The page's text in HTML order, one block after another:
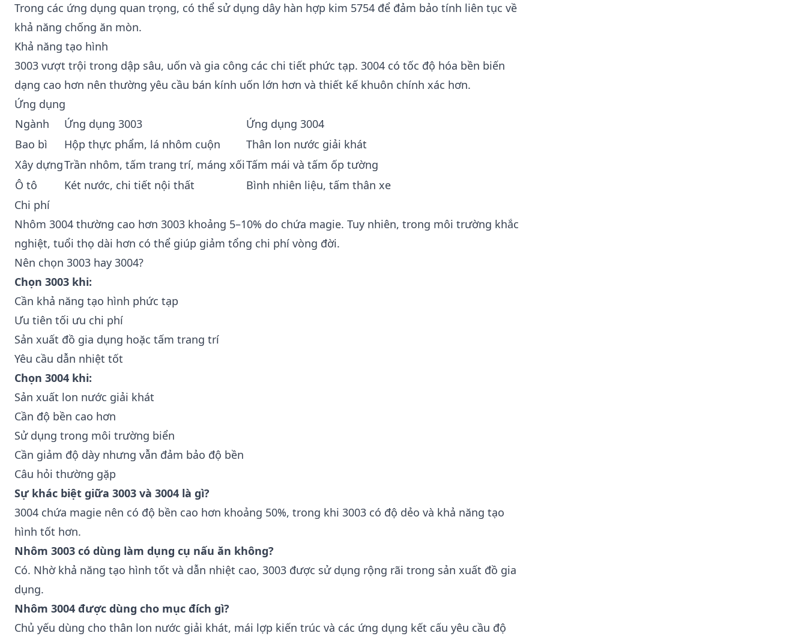
Trong các ứng dụng quan trọng, có thể sử dụng dây hàn hợp kim 5754 để đảm bảo tính liên tục về
khả năng chống ăn mòn.
Khả năng tạo hình
3003 vượt trội trong dập sâu, uốn và gia công các chi tiết phức tạp. 3004 có tốc độ hóa bền biến
dạng cao hơn nên thường yêu cầu bán kính uốn lớn hơn và thiết kế khuôn chính xác hơn.
Ứng dụng
Ngành
Ứng dụng 3003
Ứng dụng 3004
Bao bì
Hộp thực phẩm, lá nhôm cuộn
Thân lon nước giải khát
Xây dựngTrần nhôm, tấm trang trí, máng xốiTấm mái và tấm ốp tường
Ô tô
Két nước, chi tiết nội thất
Bình nhiên liệu, tấm thân xe
Chi phí
Nhôm 3004 thường cao hơn 3003 khoảng 5–10% do chứa magie. Tuy nhiên, trong môi trường khắc
nghiệt, tuổi thọ dài hơn có thể giúp giảm tổng chi phí vòng đời.
Nên chọn 3003 hay 3004?
Chọn 3003 khi:
Cần khả năng tạo hình phức tạp
Ưu tiên tối ưu chi phí
Sản xuất đồ gia dụng hoặc tấm trang trí
Yêu cầu dẫn nhiệt tốt
Chọn 3004 khi:
Sản xuất lon nước giải khát
Cần độ bền cao hơn
Sử dụng trong môi trường biển
Cần giảm độ dày nhưng vẫn đảm bảo độ bền
Câu hỏi thường gặp
Sự khác biệt giữa 3003 và 3004 là gì?
3004 chứa magie nên có độ bền cao hơn khoảng 50%, trong khi 3003 có độ dẻo và khả năng tạo
hình tốt hơn.
Nhôm 3003 có dùng làm dụng cụ nấu ăn không?
Có. Nhờ khả năng tạo hình tốt và dẫn nhiệt cao, 3003 được sử dụng rộng rãi trong sản xuất đồ gia
dụng.
Nhôm 3004 được dùng cho mục đích gì?
Chủ yếu dùng cho thân lon nước giải khát, mái lợp kiến trúc và các ứng dụng kết cấu yêu cầu độ